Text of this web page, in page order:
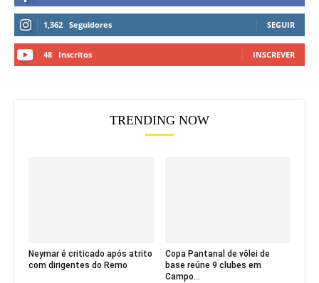
1,362 Seguidores SEGUIR
48 Inscritos INSCREVER
TRENDING NOW
Neymar é criticado após atrito
com dirigentes do Remo
Copa Pantanal de vôlei de
base reúne 9 clubes em
Campo...